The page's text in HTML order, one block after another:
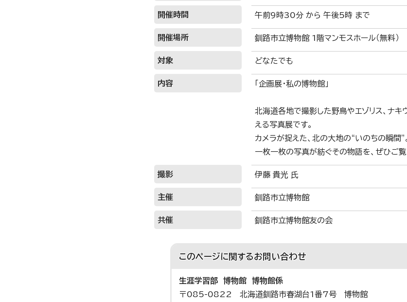
開催時間 午前9時30分 から 午後5時 まで
開催場所 釧路市立博物館 1階マンモスホール（無料）
対象 どなたでも
内容 「企画展・私の博物館」
北海道各地で撮影した野鳥やエゾリス、ナ
える写真展です。
カメラが捉えた、北の大地の“いのちの瞬間”
一枚一枚の写真が紡ぐその物語を、ぜひご覧
撮影 伊藤 貴光 氏
主催 釧路市立博物館
共催 釧路市立博物館友の会
このページに関するお問い合わせ
生涯学習部 博物館 博物館係
〒085-0822 北海道釧路市春湖台1番7号 博物館